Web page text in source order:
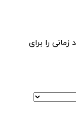
را برای